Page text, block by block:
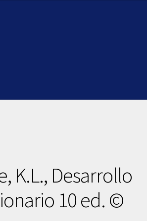
K.L., Desarrollo
10 ed. ©